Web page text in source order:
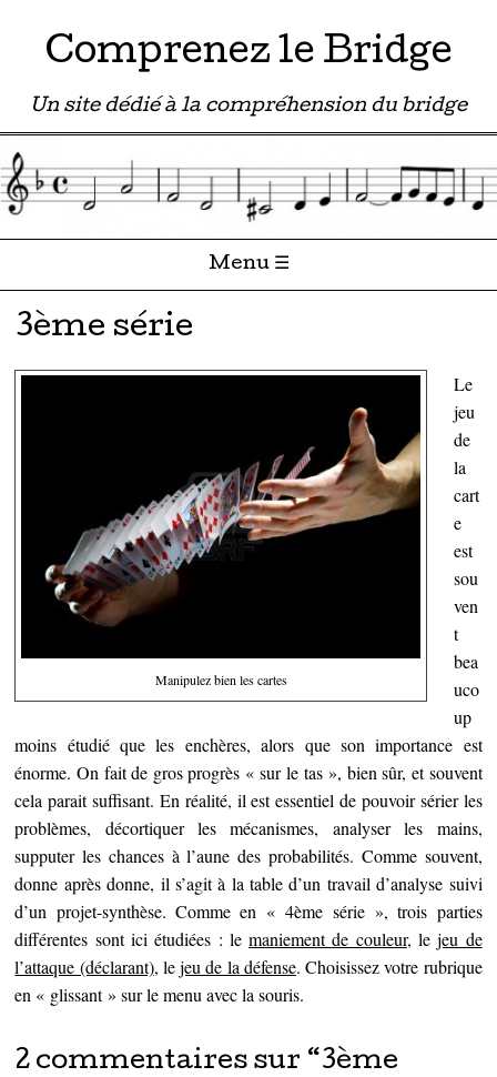
Comprenez le Bridge
Un site dédié à la compréhension du bridge
Menu ☰
Passer directement au contenu
3ème série
Manipulez bien les cartes
Le
jeu
de
la
cart
e
est
sou
ven
t
bea
uco
up
moins étudié que les enchères, alors que son importance est
énorme. On fait de gros progrès « sur le tas », bien sûr, et souvent
cela parait suffisant. En réalité, il est essentiel de pouvoir sérier les
problèmes, décortiquer les mécanismes, analyser les mains,
supputer les chances à l’aune des probabilités. Comme souvent,
donne après donne, il s’agit à la table d’un travail d’analyse suivi
d’un projet-synthèse. Comme en « 4ème série », trois parties
différentes sont ici étudiées : lemaniement de couleur, lejeu de
l’attaque (déclarant), lejeu de la défense. Choisissez votre rubrique
en « glissant » sur le menu avec la souris.
2 commentaires sur “3ème